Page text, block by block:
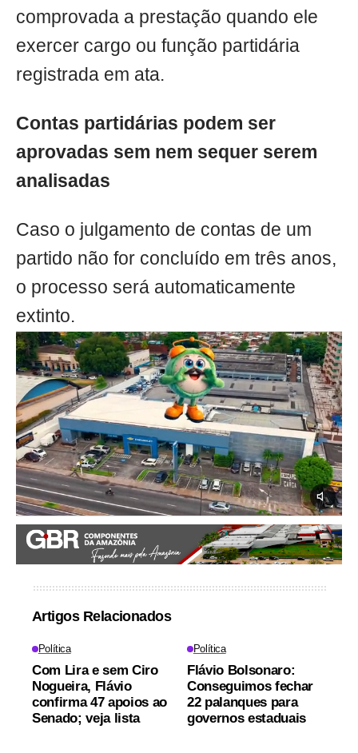
comprovada a prestação quando ele
exercer cargo ou função partidária
registrada em ata.
Contas partidárias podem ser
aprovadas sem nem sequer serem
analisadas
Caso o julgamento de contas de um
partido não for concluído em três anos,
o processo será automaticamente
extinto.
Artigos Relacionados
Política
Com Lira e sem Ciro
Nogueira, Flávio
confirma 47 apoios ao
Senado; veja lista
Política
Flávio Bolsonaro:
Conseguimos fechar
22 palanques para
governos estaduais